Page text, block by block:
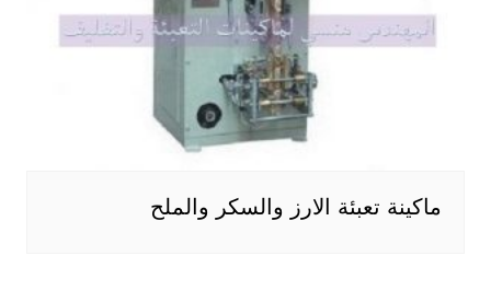
ماكينة تعبئة الارز والسكر والملح